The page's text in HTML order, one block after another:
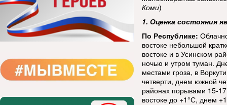
Коми)
1. Оценка состояния
По Республике:
востоке небольшой
востоке и в Усинском
ночью и утром туман.
местами гроза, в
четверти, днем южной
районах порывами 15-
востоке до +1°С, днем